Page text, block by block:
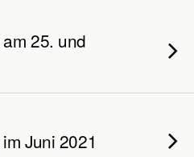
25. und
Juni 2021